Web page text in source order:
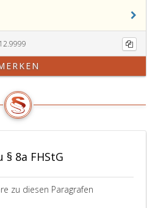
zu
8a FHStG
zu diesen Paragrafen